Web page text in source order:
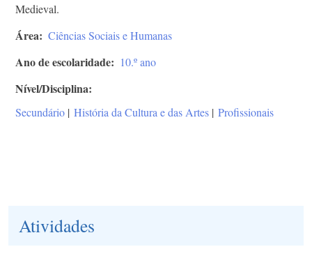
Medieval.
Área Ciências Sociais e Humanas
Ano de escolaridade 10.º ano
Nível/Disciplina
Secundário | História da Cultura e das Artes | Profissionais
Atividades